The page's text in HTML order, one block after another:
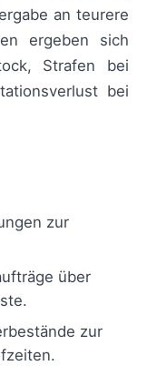
an teurere
ergeben sich
Strafen bei
bei
zur
über
zur